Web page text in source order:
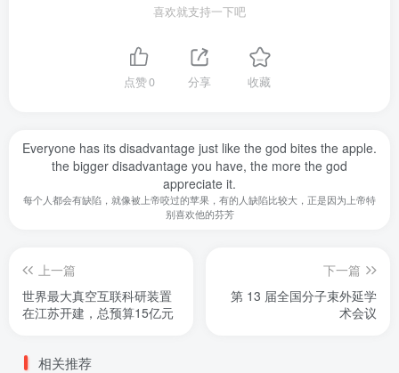
喜欢就支持一下吧
点赞0 分享 收藏
Everyone has its disadvantage just like the god bites the apple.
the bigger disadvantage you have, the more the god
appreciate it.
每个人都会有缺陷，就像被上帝咬过的苹果，有的人缺陷比较大，正是因为上帝特
别喜欢他的芬芳
上一篇
世界最大真空互联科研装置
在江苏开建，总预算15亿元
下一篇
第 13 届全国分子束外延学
术会议
相关推荐